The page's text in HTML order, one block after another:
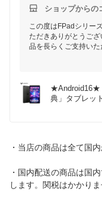
ショップからの
この度はFPadシリー
ただきありがとうご
品を長らくご支持い
す。一方で、画面がや
おかけいたしました。
さ」を調整していただ
これからもFPad製品
いができるよう努めて
★Android16★
典」タブレッ
・当店の商品は全て国
・国内配送の商品は国
します。関税はかかりま